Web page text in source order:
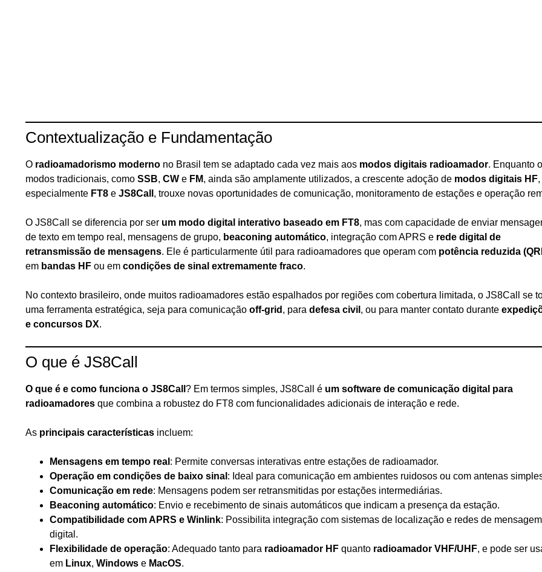
Contextualização e Fundamentação
O radioamadorismo moderno no Brasil tem se adaptado cada vez mais aos modos digitais radioamador. Enquanto
modos tradicionais, como SSB, CW e FM, ainda são amplamente utilizados, a crescente adoção de modos digitais HF,
especialmente FT8 e JS8Call , trouxe novas oportunidades de comunicação, monitoramento de estações e operação
O JS8Call se diferencia por ser um modo digital interativo baseado em FT8, mas com capacidade de enviar
de texto em tempo real, mensagens de grupo, beaconing automático, integração com APRS e rede digital de
retransmissão de mensagens. Ele é particularmente útil para radioamadores que operam com potência reduzida
em bandas HF ou em condições de sinal extremamente fraco.
No contexto brasileiro, onde muitos radioamadores estão espalhados por regiões com cobertura limitada, o JS8Call se
uma ferramenta estratégica, seja para comunicação off-grid , para defesa civil , ou para manter contato durante
e concursos DX.
O que é JS8Call
O que é e como funciona o JS8Call ? Em termos simples, JS8Call é um software de comunicação digital para
radioamadores que combina a robustez do FT8 com funcionalidades adicionais de interação e rede.
As principais características incluem:
Mensagens em tempo real : Permite conversas interativas entre estações de radioamador.
Operação em condições de baixo sinal : Ideal para comunicação em ambientes ruidosos ou com antenas
Comunicação em rede: Mensagens podem ser retransmitidas por estações intermediárias.
Beaconing automático: Envio e recebimento de sinais automáticos que indicam a presença da estação.
Compatibilidade com APRS e Winlink: Possibilita integração com sistemas de localização e redes de mensagem
digital.
Flexibilidade de operação: Adequado tanto para radioamador HF quanto radioamador VHF/UHF, e pode ser
em Linux, Windows e MacOS.